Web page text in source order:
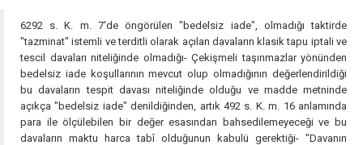
6292 s. K. m. 7'de öngörülen "bedelsiz iade", olmadığı taktirde
"tazminat" istemli ve terditli olarak açılan davaların klasik tapu iptali ve
tescil davaları niteliğinde olmadığı- Çekişmeli taşınmazlar yönünden
bedelsiz iade koşullarının mevcut olup olmadığının değerlendirildiği
bu davaların tespit davası niteliğinde olduğu ve madde metninde
açıkça "bedelsiz iade" denildiğinden, artık 492 s. K. m. 16 anlamında
para ile ölçülebilen bir değer esasından bahsedilemeyeceği ve bu
davaların maktu harca tabî olduğunun kabulü gerektiği- "Davanın